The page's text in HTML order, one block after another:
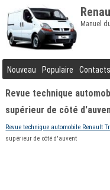
Manuel
Nouveau Populaire Contacts
Revue technique
supérieur de côté
Revue technique automobile Renault
supérieur de côté d'auvent